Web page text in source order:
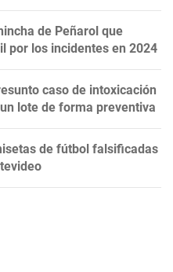
de Peñarol que
por los incidentes en 2024
caso de intoxicación
lote de forma preventiva
de fútbol falsificadas